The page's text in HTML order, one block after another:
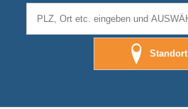
Standort